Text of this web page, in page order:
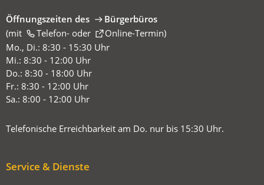
Öffnungszeiten des
Bürgerbüros
(mit
Telefon-oder Online-Termin
(Öffnet
in
einem
neuen
Tab)
)
Mo., Di.: 8:30 - 15:30 Uhr
Mi.: 8:30 - 12:00 Uhr
Do.: 8:30 - 18:00 Uhr
Fr.: 8:30 - 12:00 Uhr
Sa.: 8:00 - 12:00 Uhr
Telefonische Erreichbarkeit am Do. nur bis 15:30 Uhr.
Service & Dienste